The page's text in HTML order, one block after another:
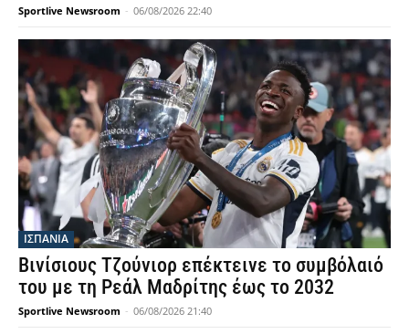
Sportlive Newsroom - 06/08/2026 22:40
ΙΣΠΑΝΙΑ
Βινίσιους Τζούνιορ επέκτεινε το συμβόλαιό
του με τη Ρεάλ Μαδρίτης έως το 2032
Sportlive Newsroom - 06/08/2026 21:40